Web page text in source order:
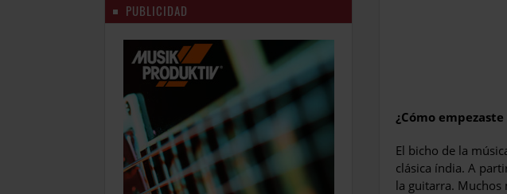
¿Cómo
El bicho de la
clásica índia. A
la guitarra.
PUBLICIDAD